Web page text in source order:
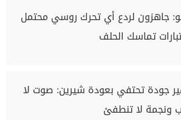
جاهزون لردع أي تحرك روسي محتمل
تماسك الحلف
جودة تحتفي بعودة شيرين: صوت لا
ونجمة لا تنطفئ